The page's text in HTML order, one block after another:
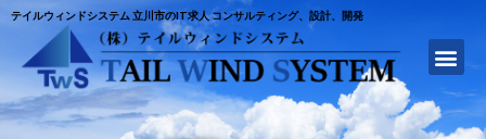
テイルウィンドシステム 立川市のIT求人 コンサルティング、設計、開発